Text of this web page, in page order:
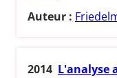
Auteur :
2014 L'analyse